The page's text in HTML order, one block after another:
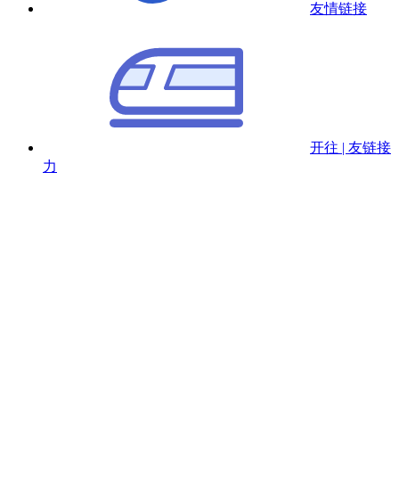
友情链接
开往 | 友链接
力